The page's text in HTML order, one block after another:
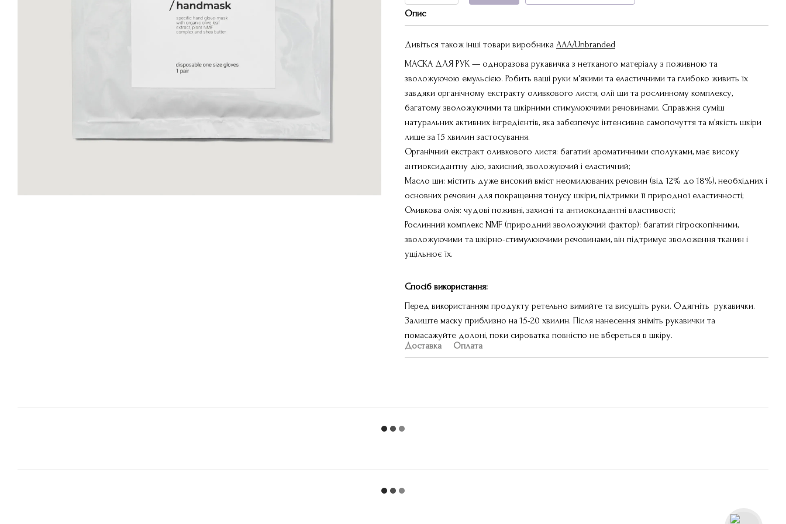
Опис
Дивіться також інші товари виробника AAA/Unbranded
МАСКА ДЛЯ РУК — одноразова рукавичка з нетканого матеріалу з поживною та
зволожуючою емульсією. Робить ваші руки м'якими та еластичними та глибоко живить їх
завдяки органічному екстракту оливкового листя, олії ши та рослинному комплексу,
багатому зволожуючими та шкірними стимулюючими речовинами. Справжня суміш
натуральних активних інгредієнтів, яка забезпечує інтенсивне самопочуття та м’якість шкіри
лише за 15 хвилин застосування.
Органічний екстракт оливкового листя: багатий ароматичними сполуками, має високу
антиоксидантну дію, захисний, зволожуючий і еластичний;
Масло ши: містить дуже високий вміст неомилюваних речовин (від 12% до 18%), необхідних і
основних речовин для покращення тонусу шкіри, підтримки її природної еластичності;
Оливкова олія: чудові поживні, захисні та антиоксидантні властивості;
Рослинний комплекс NMF (природний зволожуючий фактор): багатий гігроскопічними,
зволожуючими та шкірно-стимулюючими речовинами, він підтримує зволоження тканин і
ущільнює їх.
Спосіб використання:
Перед використанням продукту ретельно вимийте та висушіть руки. Одягніть рукавички.
Залиште маску приблизно на 15-20 хвилин. Після нанесення зніміть рукавички та
помасажуйте долоні, поки сироватка повністю не вбереться в шкіру.
Доставка
Оплата